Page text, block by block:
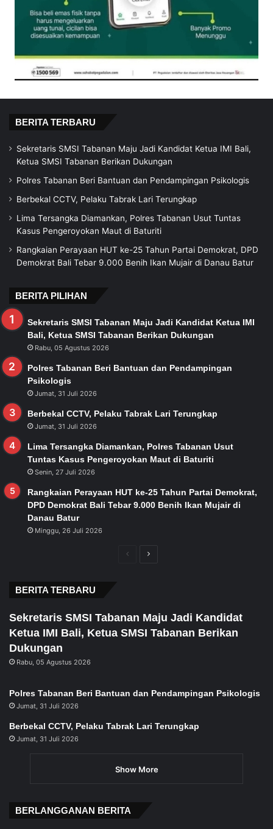
BERITA TERBARU
Sekretaris SMSI Tabanan Maju Jadi Kandidat Ketua IMI Bali,
Ketua SMSI Tabanan Berikan Dukungan
Polres Tabanan Beri Bantuan dan Pendampingan Psikologis
Berbekal CCTV, Pelaku Tabrak Lari Terungkap
Lima Tersangka Diamankan, Polres Tabanan Usut Tuntas
Kasus Pengeroyokan Maut di Baturiti
Rangkaian Perayaan HUT ke-25 Tahun Partai Demokrat, DPD
Demokrat Bali Tebar 9.000 Benih Ikan Mujair di Danau Batur
BERITA PILIHAN
Sekretaris SMSI Tabanan Maju Jadi Kandidat Ketua IMI
Bali, Ketua SMSI Tabanan Berikan Dukungan
Rabu, 05 Agustus 2026
Polres Tabanan Beri Bantuan dan Pendampingan
Psikologis
Jumat, 31 Juli 2026
Berbekal CCTV, Pelaku Tabrak Lari Terungkap
Jumat, 31 Juli 2026
Lima Tersangka Diamankan, Polres Tabanan Usut
Tuntas Kasus Pengeroyokan Maut di Baturiti
Senin, 27 Juli 2026
Rangkaian Perayaan HUT ke-25 Tahun Partai Demokrat,
DPD Demokrat Bali Tebar 9.000 Benih Ikan Mujair di
Danau Batur
Minggu, 26 Juli 2026
PreviousNext
BERITA TERBARU
Sekretaris SMSI Tabanan Maju Jadi Kandidat
Ketua IMI Bali, Ketua SMSI Tabanan Berikan
Dukungan
Rabu, 05 Agustus 2026
Polres Tabanan Beri Bantuan dan Pendampingan Psikologis
Jumat, 31 Juli 2026
Berbekal CCTV, Pelaku Tabrak Lari Terungkap
Jumat, 31 Juli 2026
Show More
BERLANGGANAN BERITA